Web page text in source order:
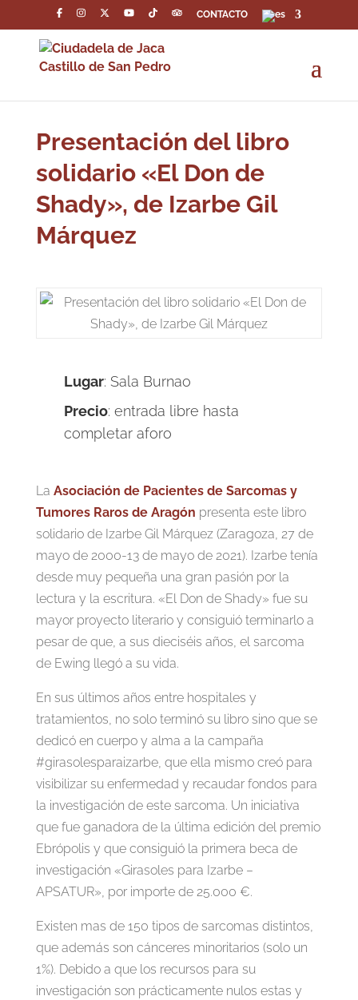
CONTACTO
Presentación del libro
solidario «El Don de
Shady», de Izarbe Gil
Márquez
Lugar: Sala Burnao
Precio: entrada libre hasta
completar aforo
La Asociación de Pacientes de Sarcomas y
Tumores Raros de Aragón presenta este libro
solidario de Izarbe Gil Márquez (Zaragoza, 27 de
mayo de 2000-13 de mayo de 2021). Izarbe tenía
desde muy pequeña una gran pasión por la
lectura y la escritura. «El Don de Shady» fue su
mayor proyecto literario y consiguió terminarlo a
pesar de que, a sus dieciséis años, el sarcoma
de Ewing llegó a su vida.
En sus últimos años entre hospitales y
tratamientos, no solo terminó su libro sino que se
dedicó en cuerpo y alma a la campaña
#girasolesparaizarbe, que ella mismo creó para
visibilizar su enfermedad y recaudar fondos para
la investigación de este sarcoma. Un iniciativa
que fue ganadora de la última edición del premio
Ebrópolis y que consiguió la primera beca de
investigación «Girasoles para Izarbe –
APSATUR», por importe de 25.000 €.
Existen mas de 150 tipos de sarcomas distintos,
que además son cánceres minoritarios (solo un
1%). Debido a que los recursos para su
investigación son prácticamente nulos estas y